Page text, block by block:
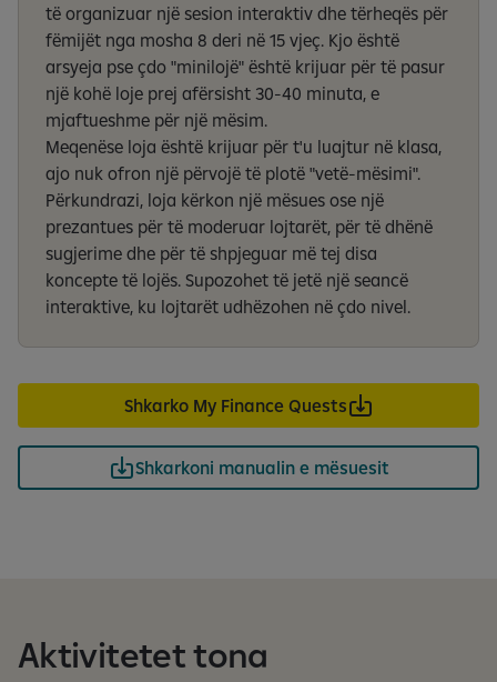
të organizuar një sesion interaktiv dhe tërheqës për
fëmijët nga mosha 8 deri në 15 vjeç. Kjo është
arsyeja pse çdo "minilojë" është krijuar për të pasur
një kohë loje prej afërsisht 30-40 minuta, e
mjaftueshme për një mësim.
Meqenëse loja është krijuar për t'u luajtur në klasa,
ajo nuk ofron një përvojë të plotë "vetë-mësimi".
Përkundrazi, loja kërkon një mësues ose një
prezantues për të moderuar lojtarët, për të dhënë
sugjerime dhe për të shpjeguar më tej disa
koncepte të lojës. Supozohet të jetë një seancë
interaktive, ku lojtarët udhëzohen në çdo nivel.
Shkarko My Finance Quests
Shkarkoni manualin e mësuesit
Aktivitetet tona